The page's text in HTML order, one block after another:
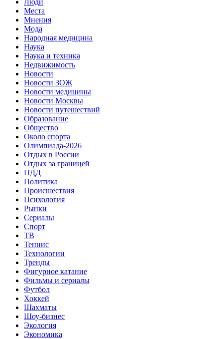
Места
Мнения
Мода
Народная медицина
Наука
Наука и техника
Недвижимость
Новости
Новости ЗОЖ
Новости медицины
Новости Москвы
Новости путешествий
Образование
Общество
Около спорта
Олимпиада-2026
Отдых в России
Отдых за границей
ПДД
Политика
Происшествия
Психология
Рынки
Сериалы
Спорт
ТВ
Теннис
Технологии
Тренды
Фигурное катание
Фильмы и сериалы
Футбол
Хоккей
Шахматы
Шоу-бизнес
Экология
Экономика